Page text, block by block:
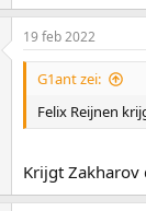
19 feb 2022
G1ant zei:
Felix Reijnen
Krijgt Zakharov